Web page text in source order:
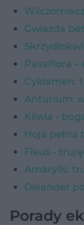
Gwiazda
Passiflora
Cyklamen:
Anturium:
Kliwia -
Hoja pełna
Fikus -
Amarylis:
Oleander
Porady